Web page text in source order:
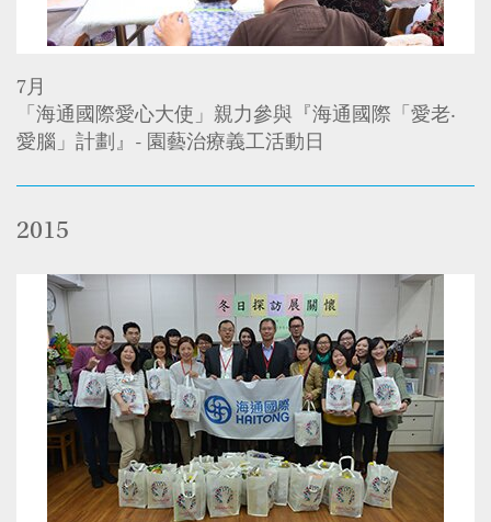
7月
「海通國際愛心大使」親力參與『海通國際「愛老‧
愛腦」計劃』- 園藝治療義工活動日
2015